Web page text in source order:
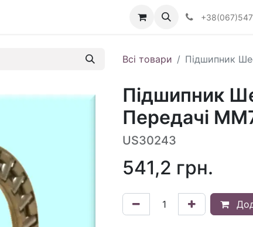
Всі товари Підшипник
Підшипник
Передачі
US30243
541,2 грн.